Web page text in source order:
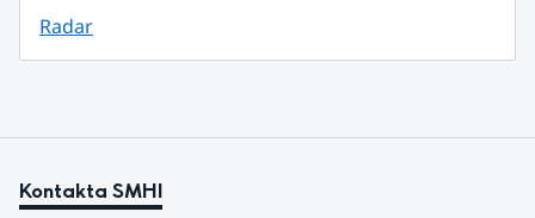
Radar
Kontakta SMHI